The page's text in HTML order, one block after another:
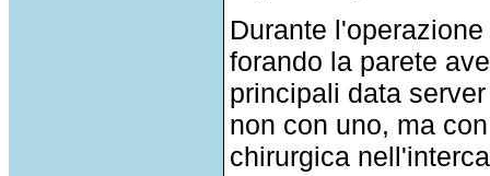
Durante
forando la parete
principali data
non con uno, ma
chirurgica